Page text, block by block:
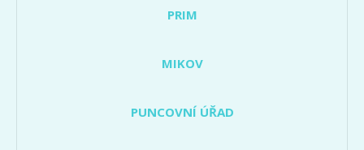
PRIM
MIKOV
PUNCOVNÍ ÚŘAD